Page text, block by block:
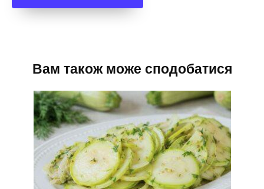
Вам також може сподобатися